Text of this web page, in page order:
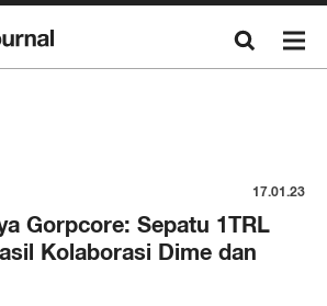
17.01.23
Gorpcore: Sepatu 1TRL
Kolaborasi Dime dan